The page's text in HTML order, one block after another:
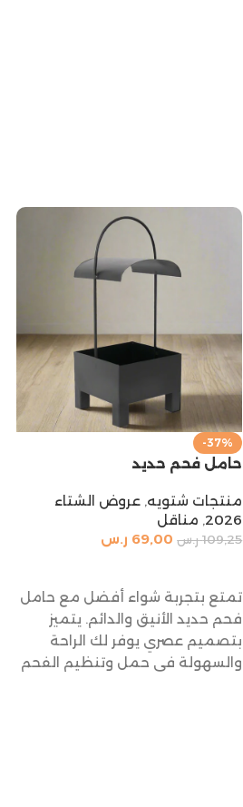
-37%
حامل فحم حديد
منتجات شتويه, عروض الشتاء
2026
, مناقل
109,25 ر.س 69,00 ر.س
تمتع بتجربة شواء أفضل مع حامل
فحم حديد الأنيق والدائم. يتميز
بتصميم عصري يوفر لك الراحة
والسهولة في حمل وتنظيم الفحم